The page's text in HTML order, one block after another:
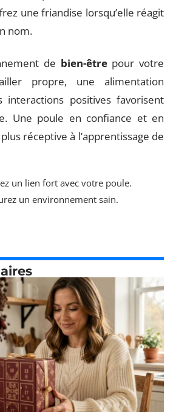
une friandise lorsqu’elle réagit
nom.
de bien-êtrepour votre
propre, une alimentation
positives favorisent
Une poule en confiance et en
réceptive à l’apprentissage de
un lien fort avec votre poule.
un environnement sain.